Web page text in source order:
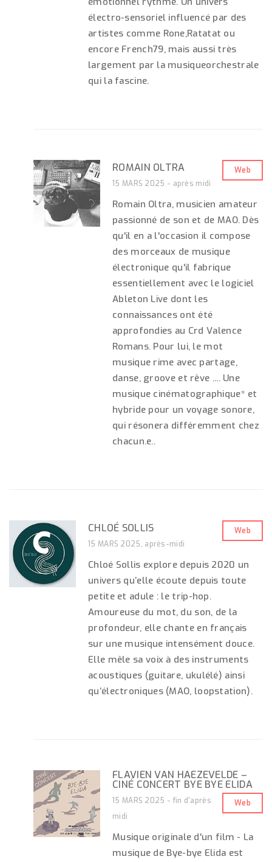
électro-sensoriel influencé par des
artistes comme Rone,Ratatat ou
encore French79, mais aussi très
largement par la musiqueorchestrale
qui la fascine.
ROMAIN OLTRA
Web
15 MARS 2025 - après midi
Romain Oltra, musicien amateur
passionné de son et de MAO. Dès
qu'il en a l'occasion il compose
des morceaux de musique
électronique qu'il fabrique
essentiellement avec le logiciel
Ableton Live dont les
connaissances ont été
approfondies au Crd Valence
Romans. Pour lui, le mot
musique rime avec partage,
danse, groove et rêve .... Une
musique cinématographique* et
hybride pour un voyage sonore,
qui résonera différemment chez
chacun.e..
CHLOÉ SOLLIS
Web
15 MARS 2025, après-midi
Chloé Sollis explore depuis 2020 un
univers qu’elle écoute depuis toute
petite et adule : le trip-hop.
Amoureuse du mot, du son, de la
profondeur, elle chante en français
sur une musique intensément douce.
Elle mêle sa voix à des instruments
acoustiques (guitare, ukulélé) ainsi
qu’électroniques (MAO, loopstation).
FLAVIEN VAN HAEZEVELDE –
CINÉ CONCERT BYE BYE ELIDA
Web
15 MARS 2025 - fin d'après
midi
Musique originale d'un film - La
musique de Bye-bye Elida est